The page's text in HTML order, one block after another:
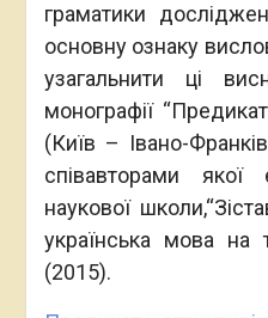
граматики
основну ознаку
узагальнити ці
монографії
(Київ – Івано-
співавторами
наукової
українська мова на
(2015).